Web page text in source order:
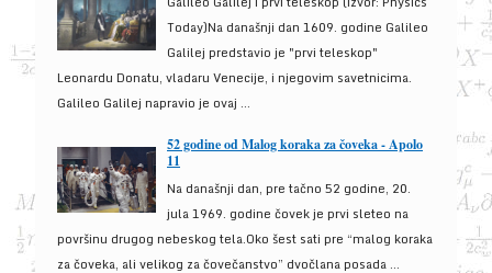
Today)Na današnji dan 1609. godine Galileo
Galilej predstavio je "prvi teleskop"
Leonardu Donatu, vladaru Venecije, i njegovim savetnicima.
Galileo Galilej napravio je ovaj ...
52 godine od Malog koraka za čoveka - Apolo
11
Na današnji dan, pre tačno 52 godine, 20.
jula 1969. godine čovek je prvi sleteo na
površinu drugog nebeskog tela.Oko šest sati pre “malog koraka
za čoveka, ali velikog za čovečanstvo” dvočlana posada ...